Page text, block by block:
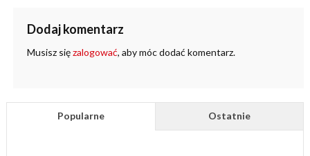
Dodaj komentarz
Musisz sięzalogować, aby móc dodać komentarz.
Popularne Ostatnie